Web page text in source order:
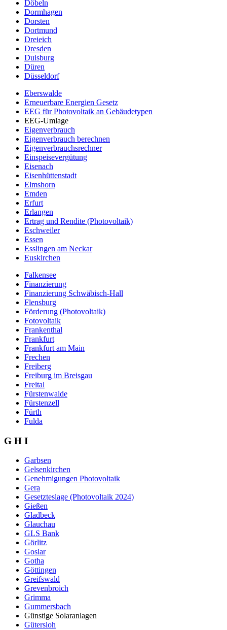
Döbeln
Dormhagen
Dorsten
Dortmund
Dreieich
Dresden
Duisburg
Düren
Düsseldorf
Eberswalde
Erneuerbare Energien Gesetz
EEG für Photovoltaik an Gebäudetypen
EEG-Umlage
Eigenverbrauch
Eigenverbrauch berechnen
Eigenverbrauchsrechner
Einspeisevergütung
Eisenach
Eisenhüttenstadt
Elmshorn
Emden
Erfurt
Erlangen
Ertrag und Rendite (Photovoltaik)
Eschweiler
Essen
Esslingen am Neckar
Euskirchen
Falkensee
Finanzierung
Finanzierung Schwäbisch-Hall
Flensburg
Förderung (Photovoltaik)
Fotovoltaik
Frankenthal
Frankfurt
Frankfurt am Main
Frechen
Freiberg
Freiburg im Breisgau
Freital
Fürstenwalde
Fürstenzell
Fürth
Fulda
G H I
Garbsen
Gelsenkirchen
Genehmigungen Photovoltaik
Gera
Gesetzteslage (Photovoltaik 2024)
Gießen
Gladbeck
Glauchau
GLS Bank
Görlitz
Goslar
Gotha
Göttingen
Greifswald
Grevenbroich
Grimma
Gummersbach
Günstige Solaranlagen
Gütersloh